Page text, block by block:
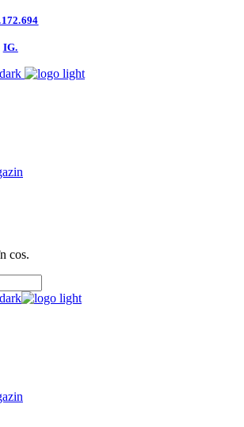
IG.
cos.